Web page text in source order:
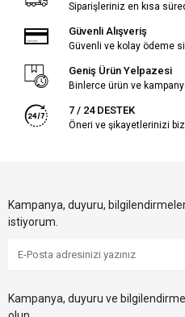
Siparişleriniz en kısa
Güvenli Alışveriş
Güvenli ve kolay ödeme
Geniş Ürün Yelpazesi
Binlerce ürün ve
7 / 24 DESTEK
Öneri ve şikayetlerinizi
Kampanya, duyuru,
istiyorum.
Kampanya, duyuru ve